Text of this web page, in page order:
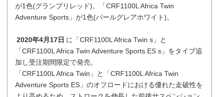
が1色(グランプリレッド)。「CRF1100L Africa Twin
Adventure Sports」が1色(パールグレアホワイト)。
2020年4月17日 に「CRF1100L Africa Twin s」と
「CRF1100L Africa Twin Adventure Sports ES s」をタイプ追
加し受注期間限定で発売。
「CRF1100L Africa Twin」と「CRF1100L Africa Twin
Adventure Sports ES」のオフロードにおける優れた走破性を